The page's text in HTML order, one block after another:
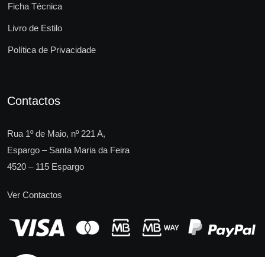
Ficha Técnica
Livro de Estilo
Política de Privacidade
Contactos
Rua 1º de Maio, nº 221 A,
Espargo – Santa Maria da Feira
4520 – 115 Espargo
Ver Contactos